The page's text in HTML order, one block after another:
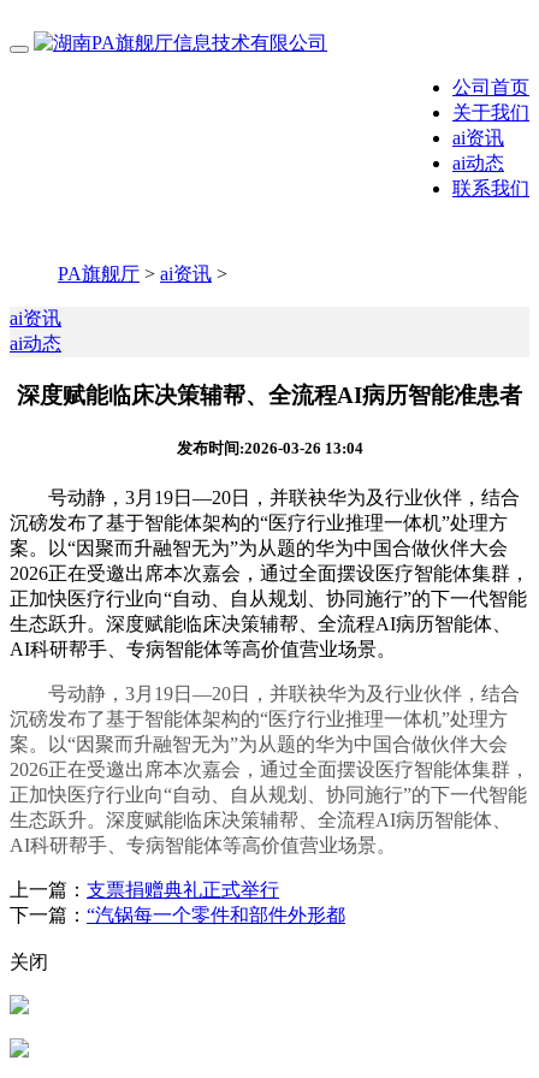
公司首页
关于我们
ai资讯
ai动态
联系我们
PA旗舰厅 > ai资讯 >
ai资讯
ai动态
深度赋能临床决策辅帮、全流程AI病历智能准患者
发布时间:2026-03-26 13:04
号动静，3月19日—20日，并联袂华为及行业伙伴，结合
沉磅发布了基于智能体架构的“医疗行业推理一体机”处理方
案。以“因聚而升融智无为”为从题的华为中国合做伙伴大会
2026正在受邀出席本次嘉会，通过全面摆设医疗智能体集群，
正加快医疗行业向“自动、自从规划、协同施行”的下一代智能
生态跃升。深度赋能临床决策辅帮、全流程AI病历智能体、
AI科研帮手、专病智能体等高价值营业场景。
号动静，3月19日—20日，并联袂华为及行业伙伴，结合
沉磅发布了基于智能体架构的“医疗行业推理一体机”处理方
案。以“因聚而升融智无为”为从题的华为中国合做伙伴大会
2026正在受邀出席本次嘉会，通过全面摆设医疗智能体集群，
正加快医疗行业向“自动、自从规划、协同施行”的下一代智能
生态跃升。深度赋能临床决策辅帮、全流程AI病历智能体、
AI科研帮手、专病智能体等高价值营业场景。
上一篇： 支票捐赠典礼正式举行
下一篇： “汽锅每一个零件和部件外形都
关闭